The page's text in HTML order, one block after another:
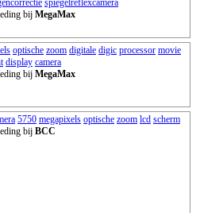
bij MegaMax
optische zoom digitale digic processor movie
display camera
bij MegaMax
5750 megapixels optische zoom lcd scherm
bij BCC